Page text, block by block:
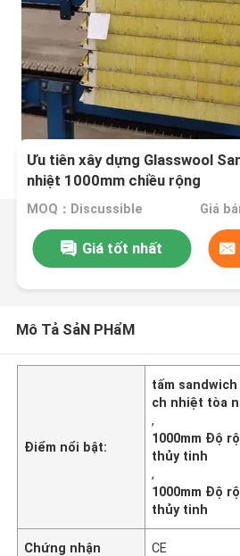
Ưu tiên xây dựng Glasswool
nhiệt 1000mm chiều rộng
MOQ：Discussible Giá
Giá tốt nhất
Mô Tả SảN PHẩM
Điểm nổi bật:
tấm
ch nhiệt tòa
,
1000mm Độ
thủy tinh
,
1000mm Độ
thủy tinh
Chứng nhận CE